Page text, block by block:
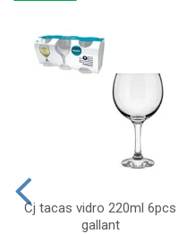
Cj tacas vidro 220ml 6pcs
gallant